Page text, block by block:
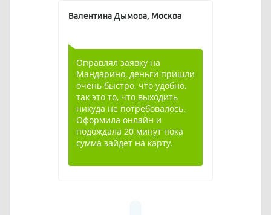
Валентина Дымова, Москва
Оправлял заявку на
Мандарино, деньги пришли
очень быстро, что удобно,
так это то, что выходить
никуда не потребовалось.
Оформила онлайн и
подождала 20 минут пока
сумма зайдет на карту.